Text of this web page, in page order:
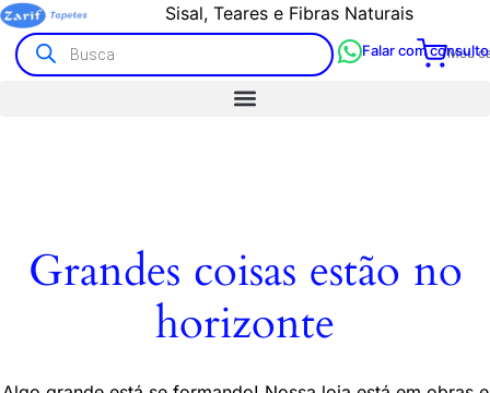
Sisal, Teares e Fibras Naturais
Meu
Falar com
Grandes coisas estão no
horizonte